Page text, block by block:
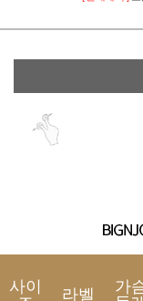
사이
라벨
가